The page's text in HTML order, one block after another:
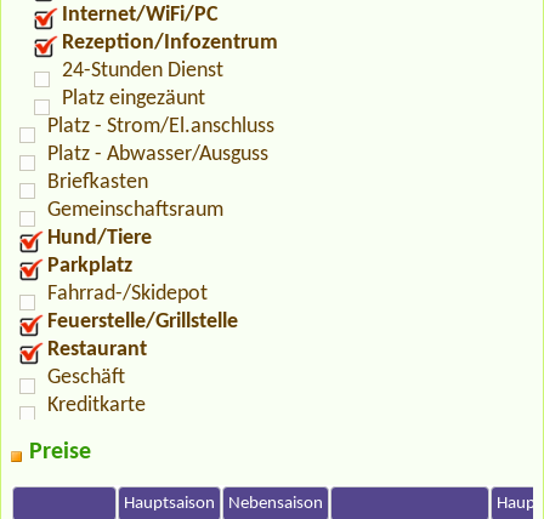
Internet/WiFi/PC
Rezeption/Infozentrum
24-Stunden Dienst
Platz eingezäunt
Platz - Strom/El.anschluss
Platz - Abwasser/Ausguss
Briefkasten
Gemeinschaftsraum
Hund/Tiere
Parkplatz
Fahrrad-/Skidepot
Feuerstelle/Grillstelle
Restaurant
Geschäft
Kreditkarte
Preise
Hauptsaison Nebensaison